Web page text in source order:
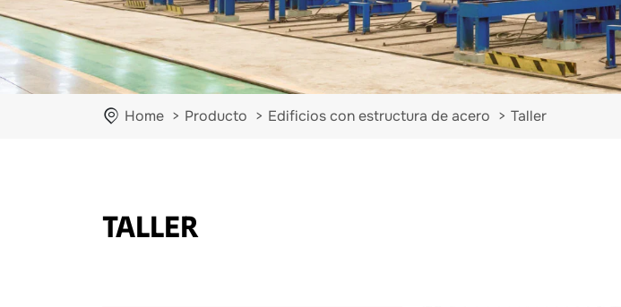
Home Producto Edificios con estructura de acero Taller
TALLER